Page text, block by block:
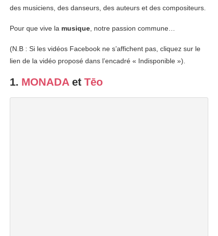
des musiciens, des danseurs, des auteurs et des compositeurs.
Pour que vive la musique , notre passion commune…
(N.B : Si les vidéos Facebook ne s’affichent pas, cliquez sur le
lien de la vidéo proposé dans l’encadré « Indisponible »).
1. MONADAet Tēo